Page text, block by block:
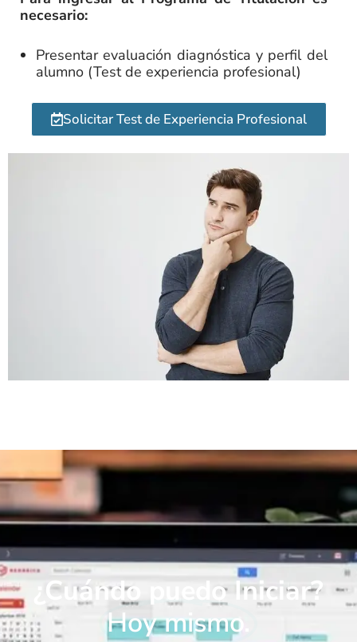
necesario:
Presentar evaluación diagnóstica y perfil del
alumno (Test de experiencia profesional)
Solicitar Test de Experiencia Profesional
¿Cuándo puedo Iniciar?
Hoy mismo.